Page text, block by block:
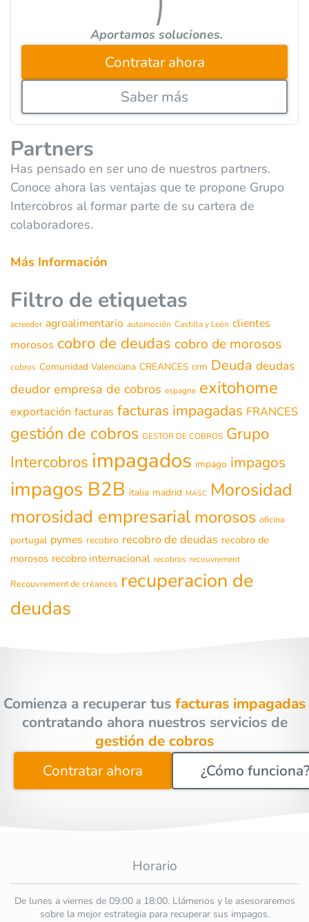
Aportamos soluciones.
Contratar ahora
Saber más
Partners
Has pensado en ser uno de nuestros partners.
Conoce ahora las ventajas que te propone Grupo
Intercobros al formar parte de su cartera de
colaboradores.
Más Información
Filtro de etiquetas
acreedor agroalimentario automoción Castilla y León clientes
morosos cobro de deudas cobro de morosos
cobros Comunidad Valenciana CREANCES crm Deuda deudas
deudor empresa de cobros espagne exitohome
exportación facturas facturas impagadas FRANCES
gestión de cobros GESTOR DE COBROS Grupo
Intercobros impagados impago impagos
impagos B2B italia madrid MASC Morosidad
morosidad empresarialmorosos oficina
portugal pymes recobro recobro de deudas recobro de
morosos recobro internacional recobros recouvrement
Recouvrement de créances recuperacion de
deudas
Comienza a recuperar tus facturas impagadas
contratando ahora nuestros servicios de
gestión de cobros
Contratar ahora
¿Cómo funciona?
Horario
De lunes a viernes de 09:00 a 18:00. Llámenos y le asesoraremos
sobre la mejor estrategia para recuperar sus impagos.